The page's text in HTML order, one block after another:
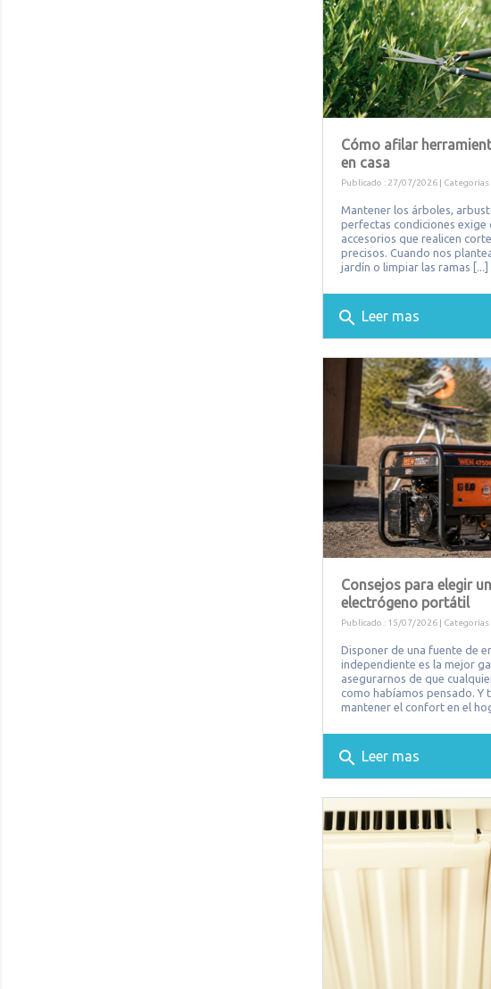
Cómo afilar
en casa
Publicado : 27/07/2026 | Categorías
Mantener los árboles,
perfectas condiciones exige
accesorios que realicen
precisos. Cuando nos
jardín o limpiar las ramas [...]
search Leer mas
Consejos para elegir
electrógeno portátil
Publicado : 15/07/2026 | Categorías
Disponer de una fuente de
independiente es la mejor
asegurarnos de que
como habíamos pensado. Y
mantener el confort en el
search Leer mas